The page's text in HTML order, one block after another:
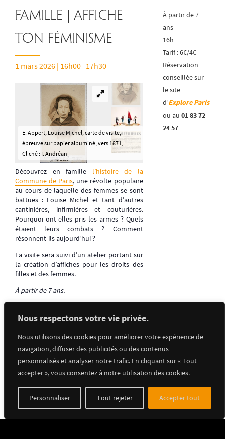
Nous respectons votre vie privée.
Nous utilisons des cookies pour améliorer votre expérience de
navigation, diffuser des publicités ou des contenus
personnalisés et analyser notre trafic. En cliquant sur « Tout
accepter », vous consentez à notre utilisation des cookies.
Personnaliser Tout rejeter Accepter tout
famille | Affiche
ton féminisme
1 mars 2026 | 16h00- 17h30
E. Appert, Louise Michel, carte de visite,
épreuve sur papier albuminé, vers 1871,
Cliché : I. Andréani
Découvrez en famille l’histoire de la
Commune de Paris, une révolte populaire
au cours de laquelle des femmes se sont
battues : Louise Michel et tant d’autres
cantinières, infirmières et couturières.
Pourquoi ont-elles pris les armes ? Quels
étaient leurs combats ? Comment
résonnent-ils aujourd’hui ?
La visite sera suivi d’un atelier portant sur
la création d’affiches pour les droits des
filles et des femmes.
À partir de 7 ans.
Retrouvez toute la programmation dans
l’agenda!
Ajouter au calendrier
À partir de 7
ans
16h
Tarif : 6€/4€
Réservation
conseillée sur
le site
d’Explore Paris
ou au 01 83 72
24 57